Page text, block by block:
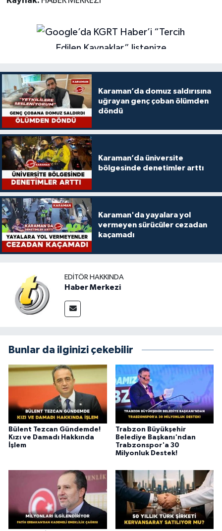
Karaman’da domuz saldırısına
uğrayan genç çoban ölümden
döndü
Karaman’da üniversite
bölgesinde denetimler arttı
Karaman'da yayalara yol
vermeyen sürücüler cezadan
kaçamadı
EDITÖR HAKKINDA
Haber Merkezi
Bunlar da ilginizi çekebilir
Bülent Tezcan Gündemde!
Kızı ve Damadı Hakkında
İşlem
Trabzon Büyükşehir
Belediye Başkanı'ndan
Trabzonspor'a 30
Milyonluk Destek!